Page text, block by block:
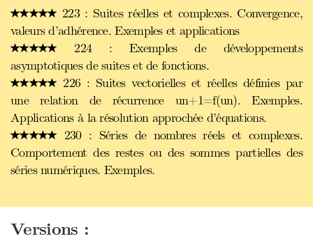
223 : Suites réelles et complexes. Convergence,
valeurs d’adhérence. Exemples et applications
224 : Exemples de développements
asymptotiques de suites et de fonctions.
226 : Suites vectorielles et réelles définies par
une relation de récurrence un+1=f(un). Exemples.
Applications à la résolution approchée d’équations.
230 : Séries de nombres réels et complexes.
Comportement des restes ou des sommes partielles des
séries numériques. Exemples.
Versions :